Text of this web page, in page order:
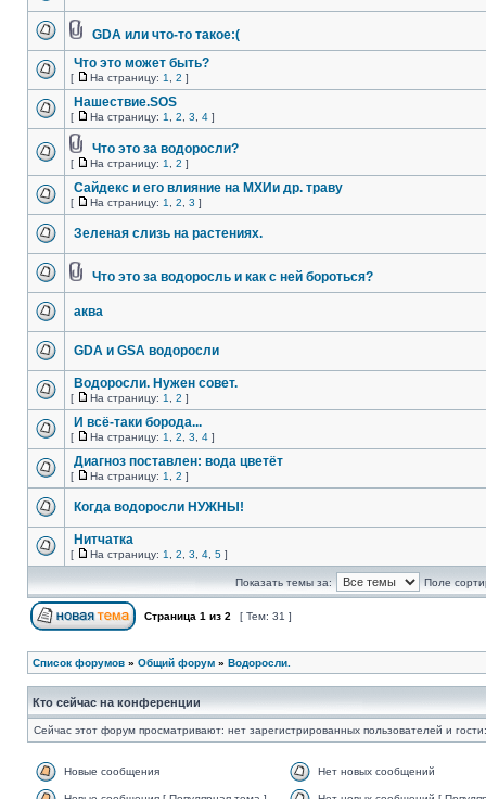
GDA или что-то такое:(
Что это может быть?
[ На страницу: 1 2 ]
Нашествие.SOS
[ На страницу: 1 2 3 4 ]
Что это за водоросли?
[ На страницу: 1 2 ]
Сайдекс и его влияние на МХИи др. траву
[ На страницу: 1 2 3 ]
Зеленая слизь на растениях.
Что это за водоросль и как с ней бороться?
аква
GDA и GSA водоросли
Водоросли. Нужен совет.
[ На страницу: 1 2 ]
И всё-таки борода...
[ На страницу: 1 2 3 4 ]
Диагноз поставлен: вода цветёт
[ На страницу: 1 2 ]
Когда водоросли НУЖНЫ!
Нитчатка
[ На страницу: 1 2 3 4 5 ]
Показать темы за: Поле
Страница 1 из 2 [ Тем: 31 ]
Список форумов » Общий форум » Водоросли.
Кто сейчас на конференции
Сейчас этот форум просматривают: нет зарегистрированных пользователей и
Новые сообщения Нет новых сообщений